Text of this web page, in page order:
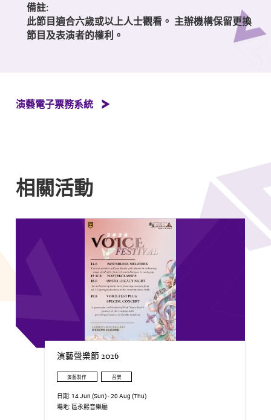
備註:
此節目適合六歲或以上人士觀看。 主辦機構保留更換
節目及表演者的權利。
演藝電子票務系統
相關活動
演藝聲樂節 2026
演藝製作 音樂
日期:14 Jun (Sun) - 20 Aug (Thu)
場地:區永熙音樂廳